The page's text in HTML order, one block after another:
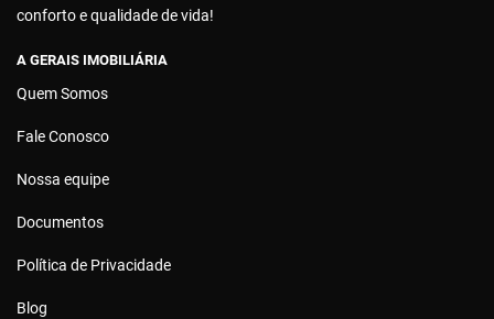
conforto e qualidade de vida!
A GERAIS IMOBILIÁRIA
Quem Somos
Fale Conosco
Nossa equipe
Documentos
Política de Privacidade
Blog